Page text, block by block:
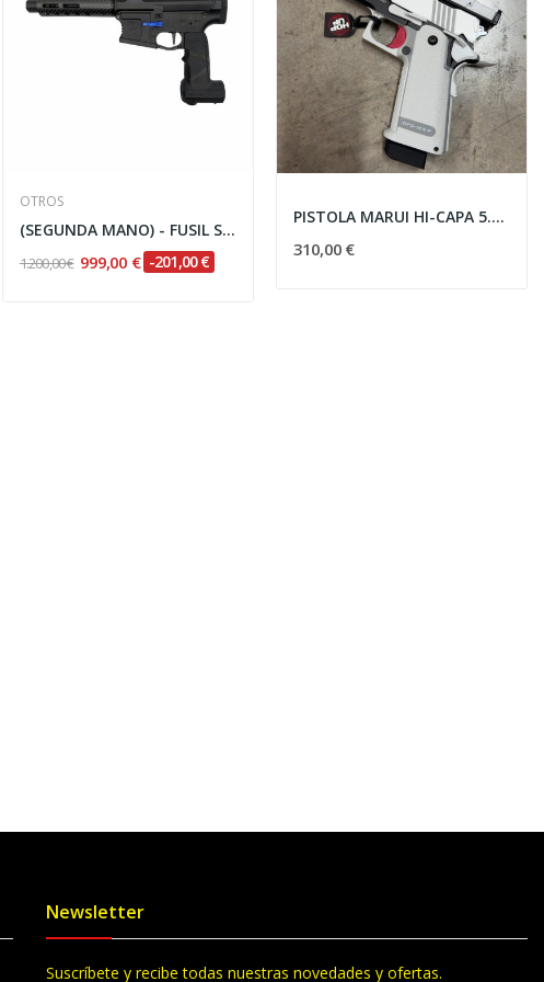
OTROS
(SEGUNDA MANO) - FUSIL SPEEDSOFT NEGRO
1.200,00 € 999,00 € -201,00 €
PISTOLA MARUI HI-CAPA 5.1 D.O.R GAS BLANCA +...
310,00 €
Newsletter
Suscríbete y recibe todas nuestras novedades y ofertas.